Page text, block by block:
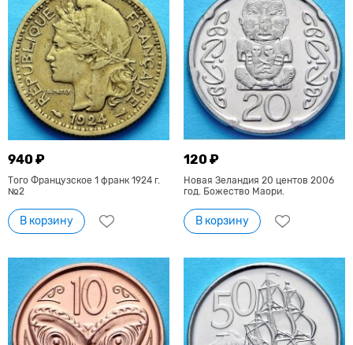
940 ₽
Того Французское 1 франк 1924 г.
№2
В корзину
120 ₽
Новая Зеландия 20 центов 2006
год. Божество Маори.
В корзину